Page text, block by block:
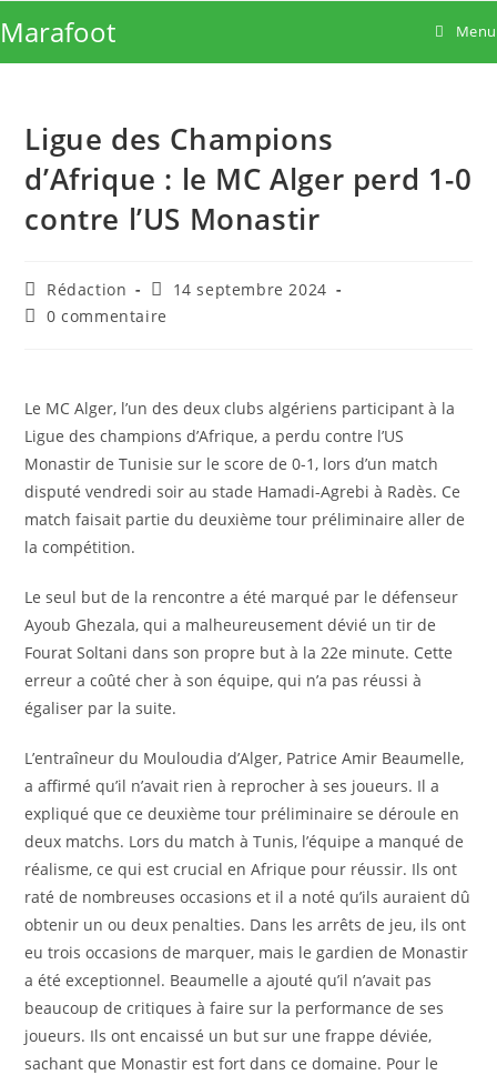
to
content
Marafoot Menu
Ligue des Champions
d’Afrique : le MC Alger perd 1-0
contre l’US Monastir
Auteur/autrice
de
Rédaction
Publication
publiée :
14 septembre 2024
Commentaires
0 commentaire
Le MC Alger, l’un des deux clubs algériens participant à la
Ligue des champions d’Afrique, a perdu contre l’US
Monastir de Tunisie sur le score de 0-1, lors d’un match
disputé vendredi soir au stade Hamadi-Agrebi à Radès. Ce
match faisait partie du deuxième tour préliminaire aller de
la compétition.
Le seul but de la rencontre a été marqué par le défenseur
Ayoub Ghezala, qui a malheureusement dévié un tir de
Fourat Soltani dans son propre but à la 22e minute. Cette
erreur a coûté cher à son équipe, qui n’a pas réussi à
égaliser par la suite.
L’entraîneur du Mouloudia d’Alger, Patrice Amir Beaumelle,
a affirmé qu’il n’avait rien à reprocher à ses joueurs. Il a
expliqué que ce deuxième tour préliminaire se déroule en
deux matchs. Lors du match à Tunis, l’équipe a manqué de
réalisme, ce qui est crucial en Afrique pour réussir. Ils ont
raté de nombreuses occasions et il a noté qu’ils auraient dû
obtenir un ou deux penalties. Dans les arrêts de jeu, ils ont
eu trois occasions de marquer, mais le gardien de Monastir
a été exceptionnel. Beaumelle a ajouté qu’il n’avait pas
beaucoup de critiques à faire sur la performance de ses
joueurs. Ils ont encaissé un but sur une frappe déviée,
sachant que Monastir est fort dans ce domaine. Pour le